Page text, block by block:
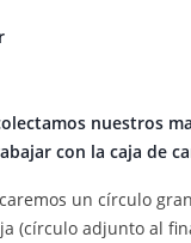
nuestros
con la caja de
un círculo
(círculo adjunto al